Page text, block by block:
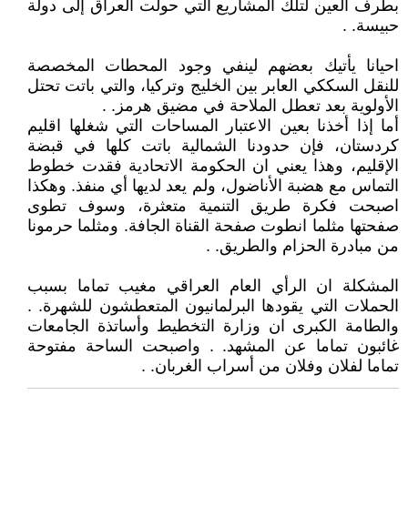
بطرف العين لتلك المشاريع التي حولت العراق إلى دولة
حبيسة. .
احيانا يأتيك بعضهم لينفي وجود المحطات المخصصة
للنقل السككي العابر بين الخليج وتركيا، والتي باتت تحتل
الأولوية بعد تعطل الملاحة في مضيق هرمز. .
أما إذا أخذنا بعين الاعتبار المساحات التي شغلها اقليم
كردستان، فإن حدودنا الشمالية باتت كلها في قبضة
الإقليم، وهذا يعني ان الحكومة الاتحادية فقدت خطوط
التماس مع هضبة الأناضول، ولم يعد لديها أي منفذ. وهكذا
اصبحت فكرة طريق التنمية متعثرة، وسوف تطوى
صفحتها مثلما انطوت صفحة القناة الجافة. ومثلما حرمونا
من مبادرة الحزام والطريق. .
المشكلة ان الرأي العام العراقي مغيب تماما بسبب
الحملات التي يقودها البرلمانيون المتعطشون للشهرة. .
والطامة الكبرى ان وزارة التخطيط وأساتذة الجامعات
غائبون تماما عن المشهد. . واصبحت الساحة مفتوحة
تماما لفلان وفلان من أسراب الغربان. .